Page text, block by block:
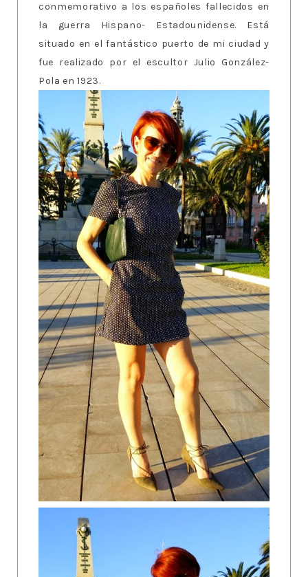
conmemorativo a los españoles fallecidos en
la guerra Hispano- Estadounidense. Está
situado en el fantástico puerto de mi ciudad y
fue realizado por el escultor Julio González-
Pola en 1923.